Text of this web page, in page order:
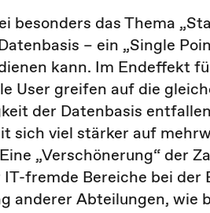
besonders das Thema
– ein „Single
kann. Im Endeffekt
User greifen auf die
der Datenbasis
sich viel stärker auf
„Verschönerung“ der
fremde Bereiche bei
anderer Abteilungen, wie